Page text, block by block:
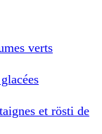
verts
et rösti de